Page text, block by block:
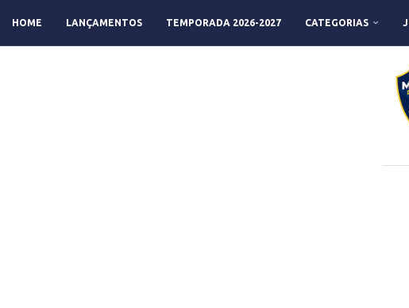
HOME LANÇAMENTOS TEMPORADA 2026-2027 CATEGORIAS